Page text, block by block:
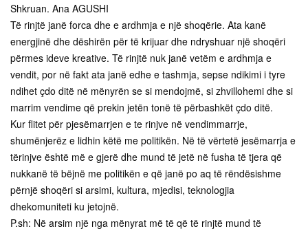
Shkruan. Ana AGUSHI
Të rinjtë janë forca dhe e ardhmja e një shoqërie. Ata kanë
energjinë dhe dëshirën për të krijuar dhe ndryshuar një shoqëri
përmes ideve kreative. Të rinjtë nuk janë vetëm e ardhmja e
vendit, por në fakt ata janë edhe e tashmja, sepse ndikimi i tyre
ndihet çdo ditë në mënyrën se si mendojmë, si zhvillohemi dhe si
marrim vendime që prekin jetën tonë të përbashkët çdo ditë.
Kur flitet për pjesëmarrjen e te rinjve në vendimmarrje,
shumënjerëz e lidhin këtë me politikën. Në të vërtetë jesëmarrja e
tërinjve është më e gjerë dhe mund të jetë në fusha të tjera që
nukkanë të bëjnë me politikën e që janë po aq të rëndësishme
përnjë shoqëri si arsimi, kultura, mjedisi, teknologjia
dhekomuniteti ku jetojnë.
P.sh: Në arsim një nga mënyrat më të që të rinjtë mund të